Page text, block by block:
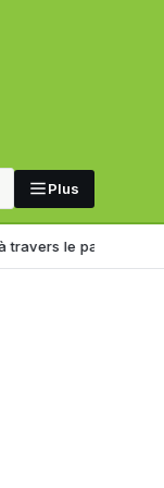
Plus
Déraillement à Alger